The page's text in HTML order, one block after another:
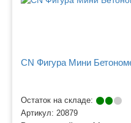
CN Фигура Мини
Остаток на складе:
Артикул: 20879